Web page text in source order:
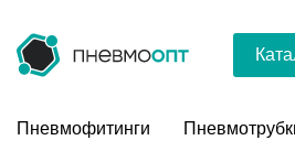
Пневмофитинги